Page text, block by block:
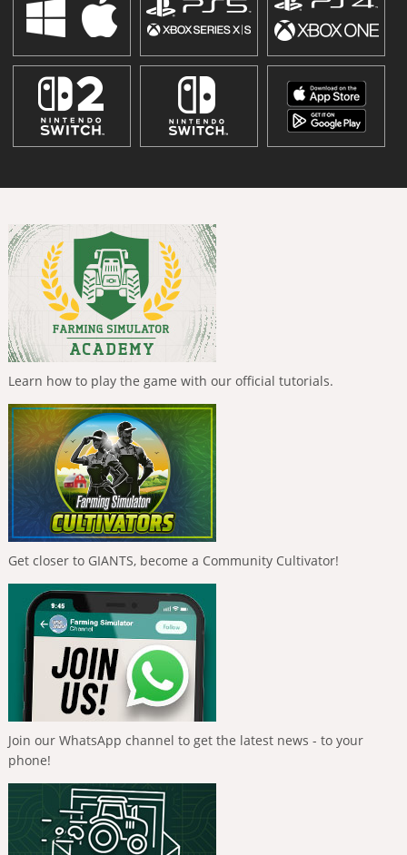
Learn how to play the game with our official tutorials.
Get closer to GIANTS, become a Community Cultivator!
Join our WhatsApp channel to get the latest news - to your
phone!